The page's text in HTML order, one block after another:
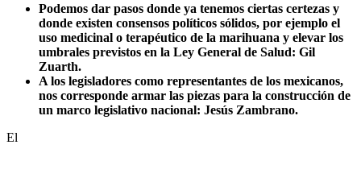
Podemos dar pasos donde ya tenemos ciertas certezas y
donde existen consensos políticos sólidos, por ejemplo el
uso medicinal o terapéutico de la marihuana y elevar los
umbrales previstos en la Ley General de Salud: Gil
Zuarth.
A los legisladores como representantes de los mexicanos,
nos corresponde armar las piezas para la construcción de
un marco legislativo nacional: Jesús Zambrano.
El